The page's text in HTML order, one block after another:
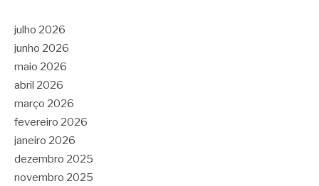
julho 2026
junho 2026
maio 2026
abril 2026
março 2026
fevereiro 2026
janeiro 2026
dezembro 2025
novembro 2025